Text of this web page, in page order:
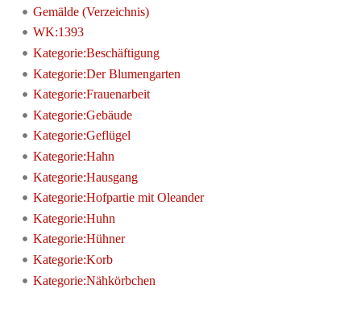
Gemälde (Verzeichnis)
WK:1393
Kategorie:Beschäftigung
Kategorie:Der Blumengarten
Kategorie:Frauenarbeit
Kategorie:Gebäude
Kategorie:Geflügel
Kategorie:Hahn
Kategorie:Hausgang
Kategorie:Hofpartie mit Oleander
Kategorie:Huhn
Kategorie:Hühner
Kategorie:Korb
Kategorie:Nähkörbchen